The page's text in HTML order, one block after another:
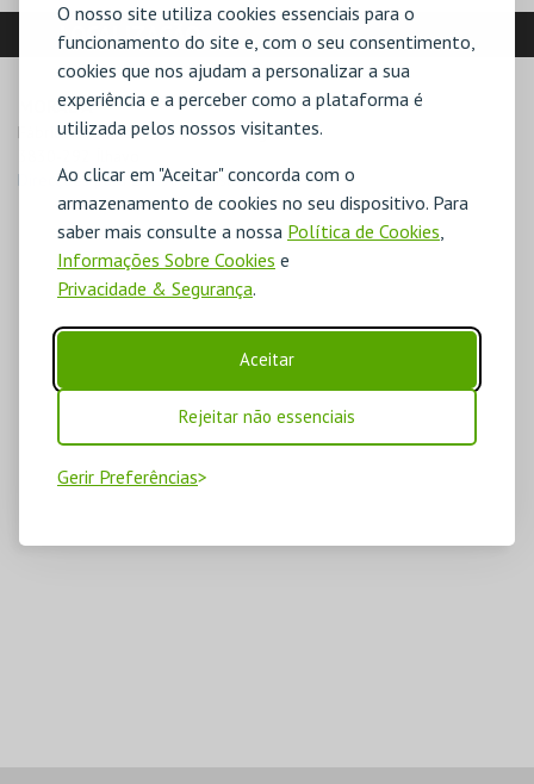
O nosso site utiliza cookies essenciais para o
funcionamento do site e, com o seu consentimento,
cookies que nos ajudam a personalizar a sua
experiência e a perceber como a plataforma é
utilizada pelos nossos visitantes.
Ao clicar em "Aceitar" concorda com o
armazenamento de cookies no seu dispositivo. Para
saber mais consulte a nossa Política de Cookies,
Informações Sobre Cookies e
Privacidade & Segurança.
Aceitar
Rejeitar não essenciais
Gerir Preferências
LOCALIZAÇÃO
MORADA
Fábrica de Porcelana da Vista Alegre
Direcções para Lab. Artes Vista Alegre